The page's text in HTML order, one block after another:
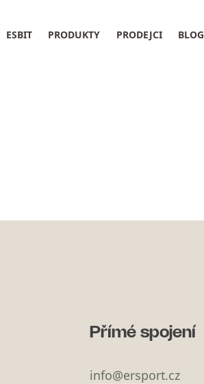
ESBIT PRODUKTY PRODEJCI BLOG
Přímé spojení
info@ersport.cz